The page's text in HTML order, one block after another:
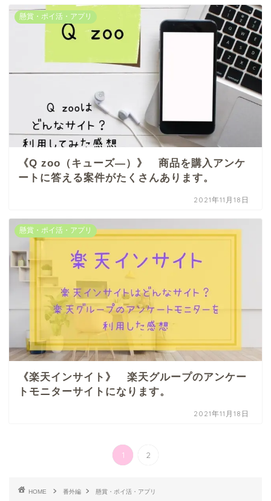
懸賞・ポイ活・アプリ
《Q zoo（キューズ―）》 商品を購入アンケ
ートに答える案件がたくさんあります。
2021年11月18日
懸賞・ポイ活・アプリ
《楽天インサイト》 楽天グループのアンケー
トモニターサイトになります。
2021年11月18日
1 2
HOME 番外編 懸賞・ポイ活・アプリ